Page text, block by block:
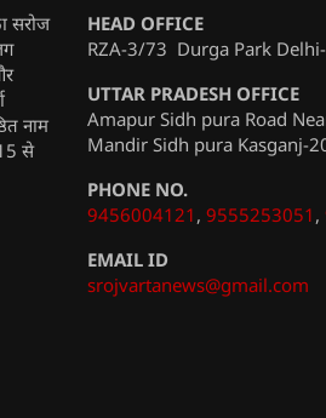
सरोज
नाम
से
HEAD OFFICE
RZA-3/73 Durga Park
UTTAR PRADESH OFFICE
Amapur Sidh pura Road
Mandir Sidh pura Kasganj-
PHONE NO.
9456004121 , 9555253051 ,
EMAIL ID
srojvartanews@gmail.com